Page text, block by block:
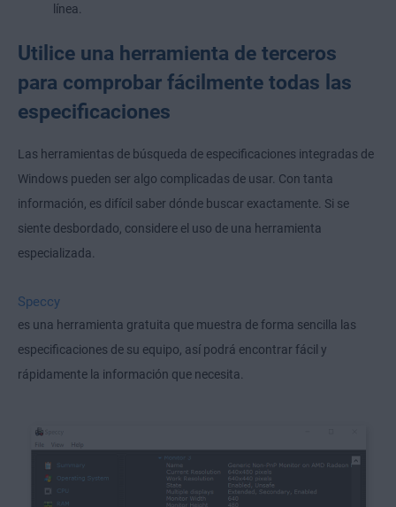
línea.
Utilice una herramienta de terceros
para comprobar fácilmente todas las
especificaciones
Las herramientas de búsqueda de especificaciones integradas de
Windows pueden ser algo complicadas de usar. Con tanta
información, es difícil saber dónde buscar exactamente. Si se
siente desbordado, considere el uso de una herramienta
especializada.
Speccy
es una herramienta gratuita que muestra de forma sencilla las
especificaciones de su equipo, así podrá encontrar fácil y
rápidamente la información que necesita.